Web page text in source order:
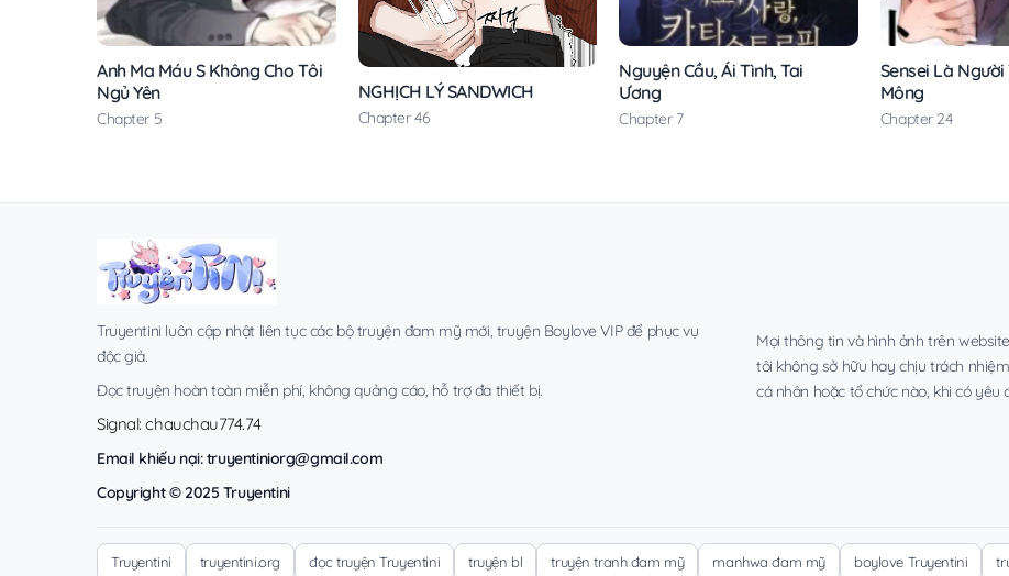
Anh Ma Máu S Không Cho Tôi
Ngủ Yên
Chapter 5
NGHỊCH LÝ SANDWICH
Chapter 46
Nguyện Cầu, Ái Tình, Tai
Ương
Chapter 7
Sensei Là Người
Mông
Chapter 24
Truyentini luôn cập nhật liên tục các bộ truyện đam mỹ mới, truyện Boylove VIP để phục vụ
độc giả.
Đọc truyện hoàn toàn miễn phí, không quảng cáo, hỗ trợ đa thiết bị.
Signal: chauchau774.74
Email khiếu nại:truyentiniorg@gmail.com
Copyright © 2025 Truyentini
Mọi thông tin và hình ảnh trên
tôi không sở hữu hay chịu trách
cá nhân hoặc tổ chức nào, khi có
Truyentini truyentini.org đọc truyện Truyentini truyện bl truyện tranh đam mỹ manhwa đam mỹ boylove Truyentini